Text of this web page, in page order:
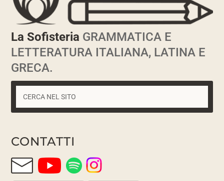
La Sofisteria GRAMMATICA E
LETTERATURA ITALIANA, LATINA E
GRECA.
CONTATTI